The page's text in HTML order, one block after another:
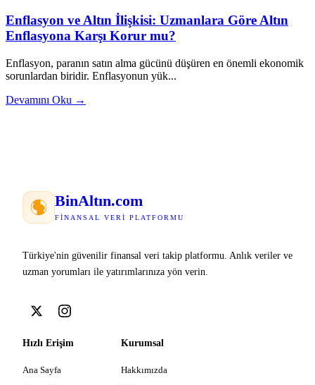
Enflasyon ve Altın İlişkisi: Uzmanlara Göre Altın
Enflasyona Karşı Korur mu?
Enflasyon, paranın satın alma gücünü düşüren en önemli ekonomik
sorunlardan biridir. Enflasyonun yük...
Devamını Oku →
BinAltın.com
FINANSAL VERI PLATFORMU
Türkiye'nin güvenilir finansal veri takip platformu. Anlık veriler ve
uzman yorumları ile yatırımlarınıza yön verin.
Hızlı Erişim
Ana Sayfa
Kurumsal
Hakkımızda